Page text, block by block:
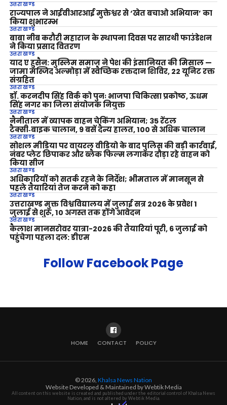
उत्तराखण्ड
राज्यपाल ने आईवीआरआई मुक्तेश्वर से ‘खेत बचाओ अभियान’ का
किया शुभारम्भ
उत्तराखण्ड
बाबा नीब करौरी महाराज के स्थापना दिवस पर सारथी फाउंडेशन
ने किया प्रसाद वितरण
उत्तराखण्ड
याद ए हुसैन: मुस्लिम समाज ने पेश की इंसानियत की मिसाल —
जामा मस्जिद अल्मोड़ा में स्वैच्छिक रक्तदान शिविर, 22 यूनिट रक्त
संग्रहित
उत्तराखण्ड
डॉ. करनदीप सिंह विर्क को पुनः भाजपा चिकित्सा प्रकोष्ठ, ऊधम
सिंह नगर का जिला संयोजक नियुक्त
उत्तराखण्ड
नैनीताल में व्यापक वाहन चेकिंग अभियान; 35 रेंटल
टैक्सी‑बाइक चालान, 9 बसें दैन्य हालत, 100 से अधिक चालान
उत्तराखण्ड
सोशल मीडिया पर वायरल वीडियो के बाद पुलिस की बड़ी कार्रवाई,
नंबर प्लेट छिपाकर और ब्लैक फिल्म लगाकर दौड़ा रहे वाहन को
किया सीज
उत्तराखण्ड
अधिकारियों को सतर्क रहने के निर्देश; भीमताल में मानसून से
पहले तैयारियां तेज करने को कहा
उत्तराखण्ड
उत्तराखण्ड मुक्त विश्वविद्यालय में जुलाई सत्र 2026 के प्रवेश 1
जुलाई से शुरू, 10 अगस्त तक होंगे आवेदन
उत्तराखण्ड
कैलाश मानसरोवर यात्रा-2026 की तैयारियां पूरी, 6 जुलाई को
पहुंचेगा पहला दल: डीएम
Follow Facebook Page
HOME CONTACT POLICY
© 2026, Khalsa News Nation
Website Developed & Maintained by Webtik Media
All content on this website is created and published under the editorial control of Khalsa News
Nation, and is not altered by Webtik Media.